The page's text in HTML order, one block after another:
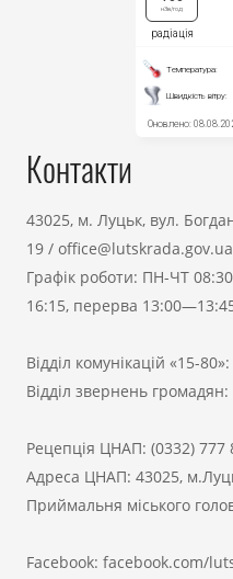
Контакти
43025, м. Луцьк, вул.
19 / office@lutskrada.gov.ua
Графік роботи: ПН-ЧТ
16:15, перерва
Відділ комунікацій «15-80»:
Відділ звернень громадян:
Рецепція ЦНАП: (0332) 777
Адреса ЦНАП: 43025,
Приймальня міського
Facebook: facebook.com/